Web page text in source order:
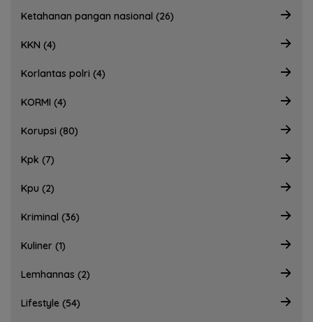
Ketahanan pangan nasional (26)
KKN (4)
Korlantas polri (4)
KORMI (4)
Korupsi (80)
Kpk (7)
Kpu (2)
Kriminal (36)
Kuliner (1)
Lemhannas (2)
Lifestyle (54)